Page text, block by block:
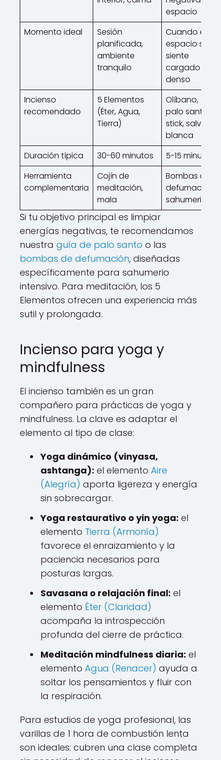
espacio
Momento ideal
Sesión
planificada,
ambiente
tranquilo
Cuando el
espacio se
siente
cargado o
denso
Incienso
recomendado
5 Elementos
(Éter, Agua,
Tierra)
Olíbano,
palo santo
stick, salvia
blanca
Duración típica
30-60 minutos
5-15 minutos
Herramienta
complementaria
Cojín de
meditación,
mala
Bombas de
defumación,
sahumerio
Si tu objetivo principal es limpiar
energías negativas, te recomendamos
nuestra guía de palo santo o las
bombas de defumación, diseñadas
específicamente para sahumerio
intensivo. Para meditación, los 5
Elementos ofrecen una experiencia más
sutil y prolongada.
Incienso para yoga y
mindfulness
El incienso también es un gran
compañero para prácticas de yoga y
mindfulness. La clave es adaptar el
elemento al tipo de clase:
Yoga dinámico (vinyasa,
ashtanga): el elemento Aire
(Alegría) aporta ligereza y energía
sin sobrecargar.
Yoga restaurativo o yin yoga: el
elemento Tierra (Armonía)
favorece el enraizamiento y la
paciencia necesarios para
posturas largas.
Savasana o relajación final: el
elemento Éter (Claridad)
acompaña la introspección
profunda del cierre de práctica.
Meditación mindfulness diaria: el
elemento Agua (Renacer) ayuda a
soltar los pensamientos y fluir con
la respiración.
Para estudios de yoga profesional, las
varillas de 1 hora de combustión lenta
son ideales: cubren una clase completa